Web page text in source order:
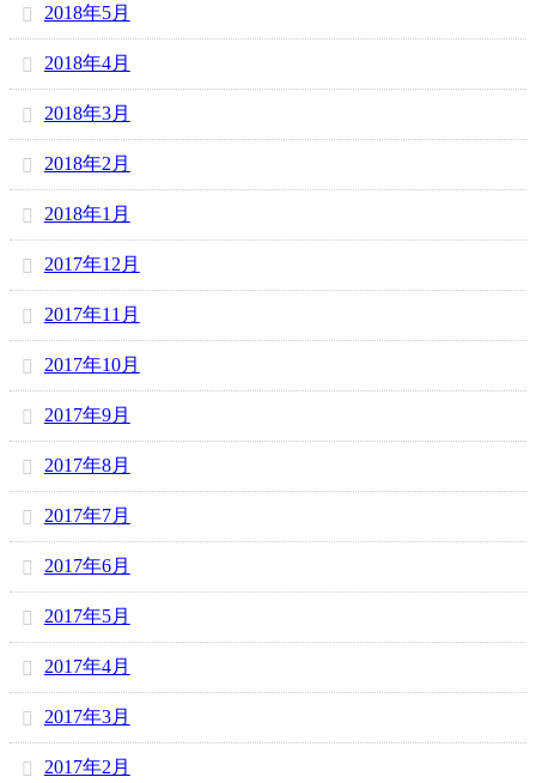
2018年5月
2018年4月
2018年3月
2018年2月
2018年1月
2017年12月
2017年11月
2017年10月
2017年9月
2017年8月
2017年7月
2017年6月
2017年5月
2017年4月
2017年3月
2017年2月